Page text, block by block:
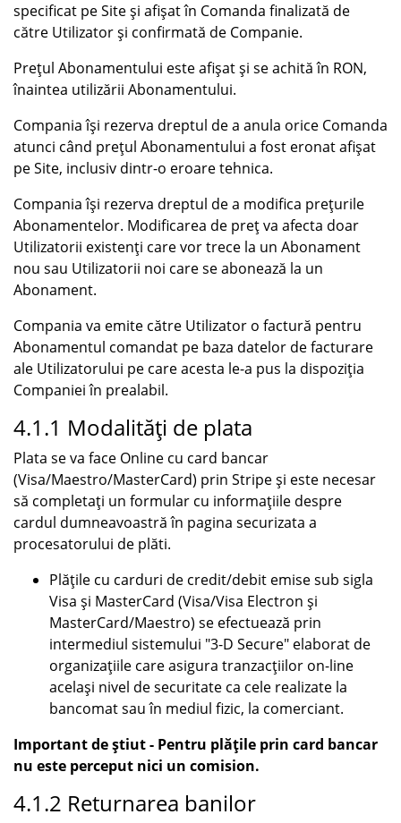
specificat pe Site și afișat în Comanda finalizată de
către Utilizator și confirmată de Companie.
Prețul Abonamentului este afișat și se achită în RON,
înaintea utilizării Abonamentului.
Compania își rezerva dreptul de a anula orice Comanda
atunci când prețul Abonamentului a fost eronat afișat
pe Site, inclusiv dintr-o eroare tehnica.
Compania își rezerva dreptul de a modifica prețurile
Abonamentelor. Modificarea de preț va afecta doar
Utilizatorii existenți care vor trece la un Abonament
nou sau Utilizatorii noi care se abonează la un
Abonament.
Compania va emite către Utilizator o factură pentru
Abonamentul comandat pe baza datelor de facturare
ale Utilizatorului pe care acesta le-a pus la dispoziția
Companiei în prealabil.
4.1.1 Modalități de plata
Plata se va face Online cu card bancar
(Visa/Maestro/MasterCard) prin Stripe și este necesar
să completați un formular cu informațiile despre
cardul dumneavoastră în pagina securizata a
procesatorului de plăti.
Plățile cu carduri de credit/debit emise sub sigla
Visa și MasterCard (Visa/Visa Electron și
MasterCard/Maestro) se efectuează prin
intermediul sistemului "3-D Secure" elaborat de
organizațiile care asigura tranzacțiilor on-line
același nivel de securitate ca cele realizate la
bancomat sau în mediul fizic, la comerciant.
Important de știut - Pentru plățile prin card bancar
nu este perceput nici un comision.
4.1.2 Returnarea banilor